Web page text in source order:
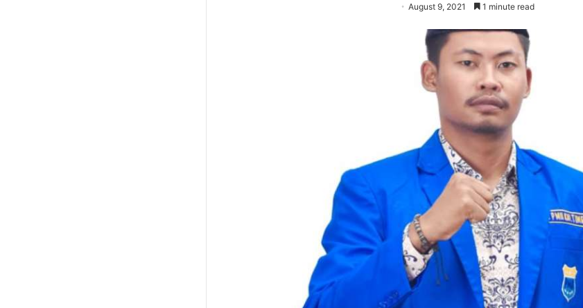
August 9, 2021 1 minute read